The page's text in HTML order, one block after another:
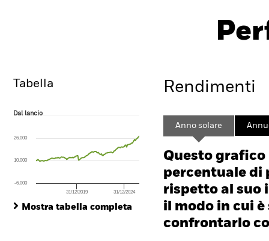
Tabella
Dal lancio
The chart has 1 Y axis displaying values. Range: -160 to 320.
Dal lancio
31/12/2019 31/12/2024
-6.000
10.000
26.000
Mostra tabella completa
Rendimenti
Anno solare
Questo
percentuale di
rispetto al suo
il modo in cui
confrontarlo